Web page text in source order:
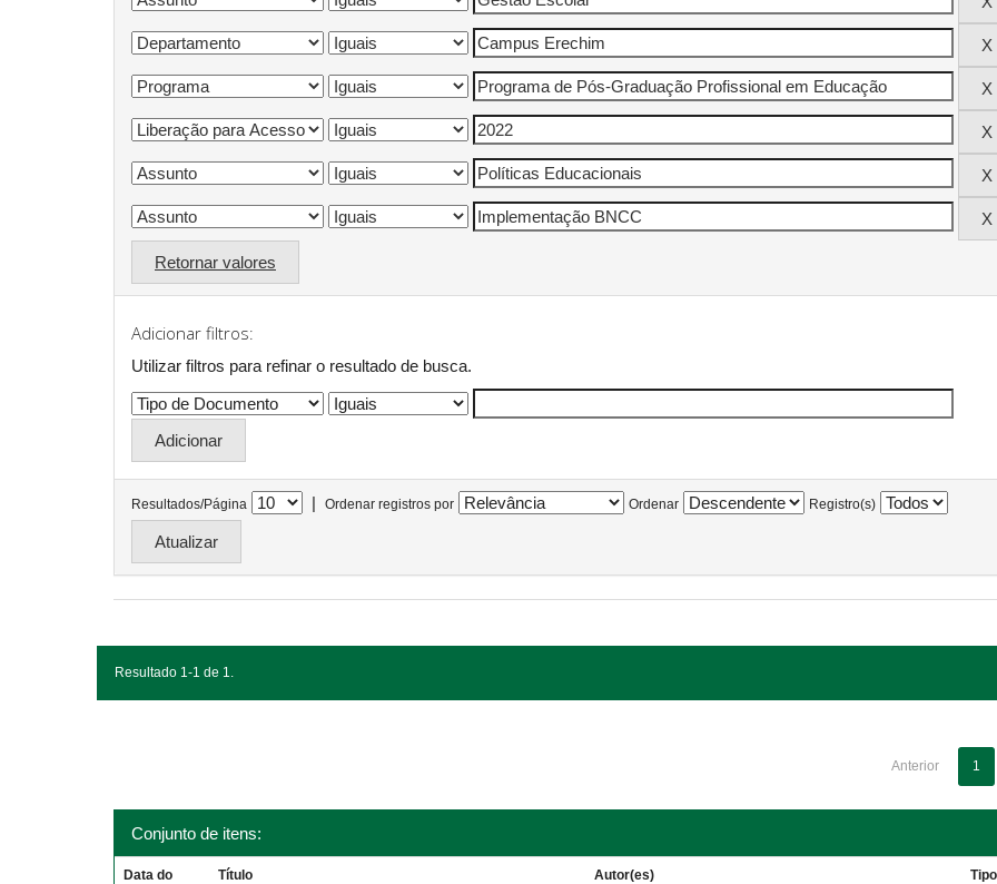
Retornar valores
Adicionar filtros:
Utilizar filtros para refinar o resultado de busca.
Resultados/Página | Ordenar registros por Ordenar Registro(s)
Resultado 1-1 de 1.
Anterior 1
Conjunto de itens:
Data do Título Autor(es) Tipo